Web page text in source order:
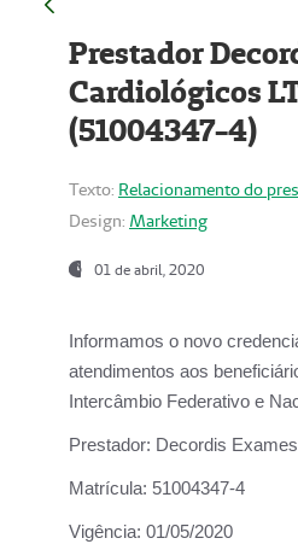
Prestador
Cardiológicos
(51004347-4)
Texto: Relacionamento do
Design: Marketing
01 de abril, 2020
Informamos o novo
atendimentos aos
Intercâmbio Federativo e
Prestador: Decordis
Matrícula: 51004347-4
Vigência: 01/05/2020